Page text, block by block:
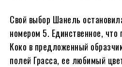
Свой выбор Шанель
номером 5. Единственное, что
Коко в предложенный
полей Грасса, ее любимый